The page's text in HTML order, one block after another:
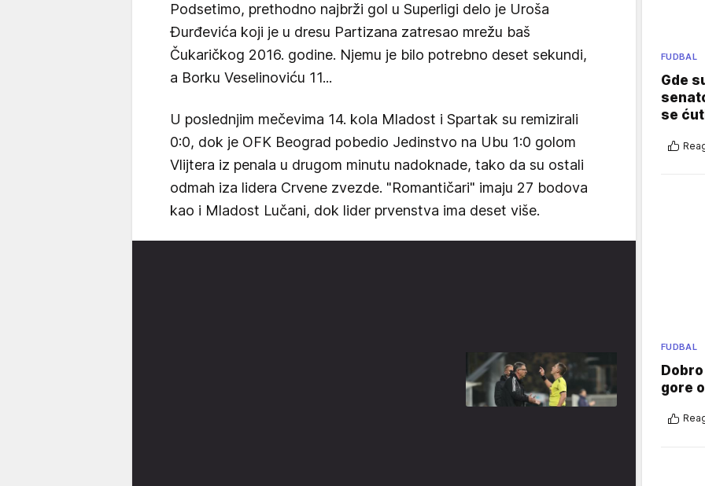
Podsetimo, prethodno najbrži gol u Superligi delo je Uroša
Đurđevića koji je u dresu Partizana zatresao mrežu baš
Čukaričkog 2016. godine. Njemu je bilo potrebno deset sekundi,
a Borku Veselinoviću 11...
U poslednjim mečevima 14. kola Mladost i Spartak su remizirali
0:0, dok je OFK Beograd pobedio Jedinstvo na Ubu 1:0 golom
Vlijtera iz penala u drugom minutu nadoknade, tako da su ostali
odmah iza lidera Crvene zvezde. "Romantičari" imaju 27 bodova
kao i Mladost Lučani, dok lider prvenstva ima deset više.
FUDBAL
Gde
se
FUDBAL
gore